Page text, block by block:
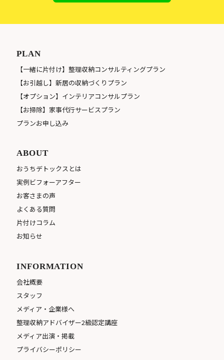
PLAN
【一緒に片付け】整理収納コンサルティングプラン
【お引越し】新居の収納づくりプラン
【オプション】インテリアコンサルプラン
【お掃除】家事代行サービスプラン
プランお申し込み
ABOUT
おうちデトックスとは
実例ビフォーアフター
お客さまの声
よくある質問
片付けコラム
お知らせ
INFORMATION
会社概要
スタッフ
メディア・企業様へ
整理収納アドバイザー2級認定講座
メディア出演・掲載
プライバシーポリシー